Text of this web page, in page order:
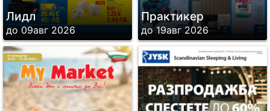
Лидл
до 09авг 2026
Практикер
до 19авг 2026